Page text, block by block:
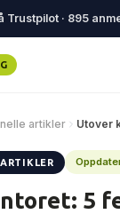
Trustpilot · 895
artikler Utover
5